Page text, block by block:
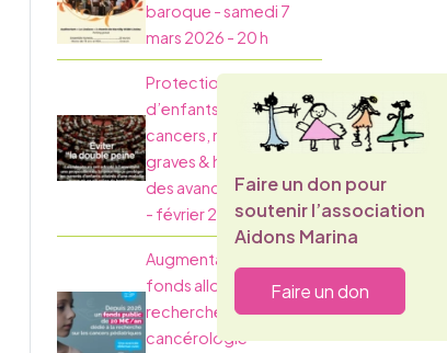
Faire un don pour
soutenir l’association
Aidons Marina
Faire un don
baroque - samedi 7
mars 2026 - 20 h
Protection des familles
d’enfants atteints de
cancers, maladies
graves & handicaps :
des avancées majeures
- février 2026
Augmentation des
fonds alloués à la
recherche en
cancérologie